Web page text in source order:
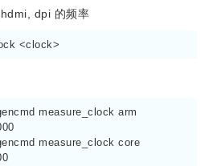
dpi 的频率
<clock>
measure_clock arm
measure_clock core